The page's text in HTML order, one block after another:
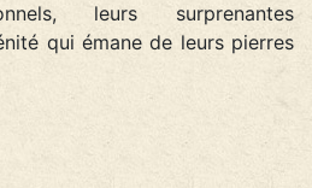
leurs surprenantes
qui émane de leurs pierres